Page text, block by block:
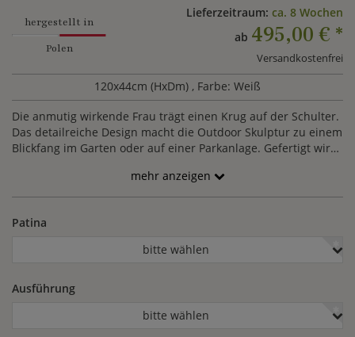
hergestellt in
Polen
Lieferzeitraum: ca. 8 Wochen
ab 495,00 € *
Versandkostenfrei
120x44cm (HxDm) , Farbe: Weiß
Die anmutig wirkende Frau trägt einen Krug auf der Schulter.
Das detailreiche Design macht die Outdoor Skulptur zu einem
Blickfang im Garten oder auf einer Parkanlage. Gefertigt wird
Auswahl von Farbpatina gefärbt werden kann.
mehr anzeigen
Patina
bitte wählen
Ausführung
bitte wählen